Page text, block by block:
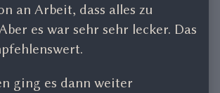
an Arbeit, dass alles zu
es war sehr sehr lecker. Das
ging es dann weiter